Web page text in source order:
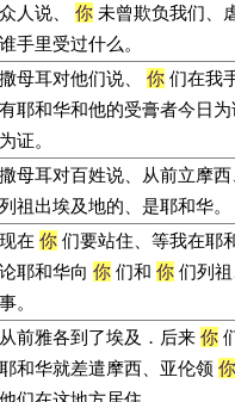
众人说、 你未曾欺负我们、
谁手里受过什么。
撒母耳对他们说、 你们在我
有耶和华和他的受膏者今日
为证。
撒母耳对百姓说、从前立摩
列祖出埃及地的、是耶和华。
现在 你们要站住、等我在耶
论耶和华向 你们和 你们列祖
事。
从前雅各到了埃及．后来 你
耶和华就差遣摩西、亚伦领 你